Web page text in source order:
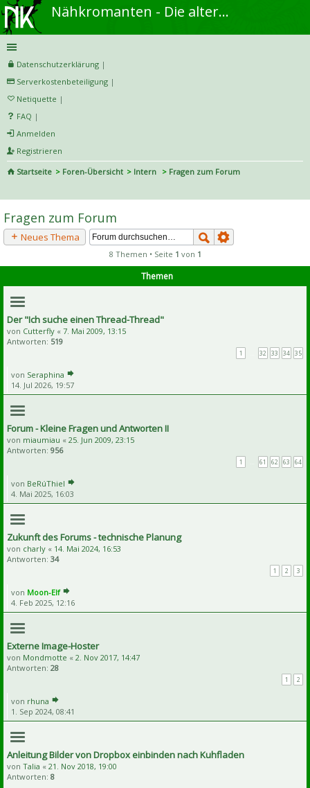
Nähkromanten - Die alternative Näh- und DIY-Community
Datenschutzerklärung |
Serverkostenbeteiligung |
Netiquette |
FAQ |
Anmelden
Registrieren
Startseite
Foren-Übersicht Intern
Fragen zum Forum
he
Fragen zum Forum
Neues Thema
8 Themen • Seite 1 von 1
Themen
Der "Ich suche einen Thread-Thread"
von Cutterfly « 7. Mai 2009, 13:15
Antworten: 519
1 32 33 34 35
von Seraphina
14. Jul 2026, 19:57
Forum - Kleine Fragen und Antworten II
von miaumiau « 25. Jun 2009, 23:15
Antworten: 956
1 61 62 63 64
von BeRúThiel
4. Mai 2025, 16:03
Zukunft des Forums - technische Planung
von charly « 14. Mai 2024, 16:53
Antworten: 34
1 2 3
von Moon-Elf
4. Feb 2025, 12:16
Externe Image-Hoster
von Mondmotte « 2. Nov 2017, 14:47
Antworten: 28
1 2
von rhuna
1. Sep 2024, 08:41
Anleitung Bilder von Dropbox einbinden nach Kuhfladen
von Talia « 21. Nov 2018, 19:00
Antworten: 8